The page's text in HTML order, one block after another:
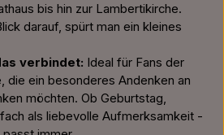
bis hin zur Lambertikirche.
darauf, spürt man ein kleines
verbindet: Ideal für Fans der
die ein besonderes Andenken an
möchten. Ob Geburtstag,
als liebevolle Aufmerksamkeit -